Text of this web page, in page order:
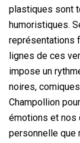
plastiques sont
humoristiques.
représentations
lignes de ces
impose un
noires,
Champollion
émotions et nos
personnelle que